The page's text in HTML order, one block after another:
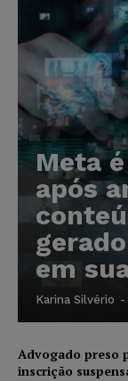
Meta
após
em
Karina Silvério -
Advogado preso
inscrição